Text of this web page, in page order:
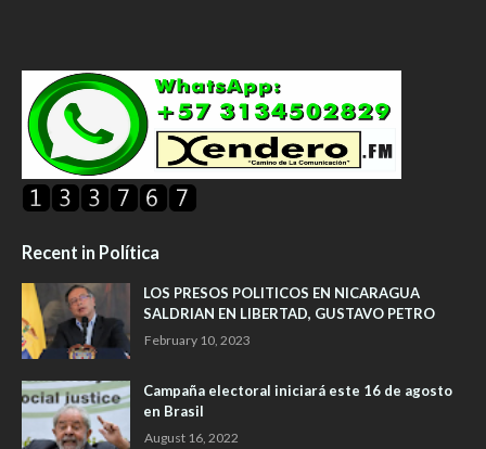
Recent in Política
LOS PRESOS POLITICOS EN NICARAGUA
SALDRIAN EN LIBERTAD, GUSTAVO PETRO
February 10, 2023
Campaña electoral iniciará este 16 de agosto
en Brasil
August 16, 2022